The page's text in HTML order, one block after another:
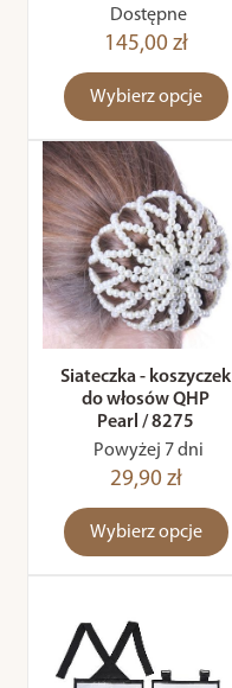
Dostępne
145,00 zł
Wybierz opcje
Siateczka - koszyczek
do włosów QHP
Pearl / 8275
Powyżej 7 dni
29,90 zł
Wybierz opcje